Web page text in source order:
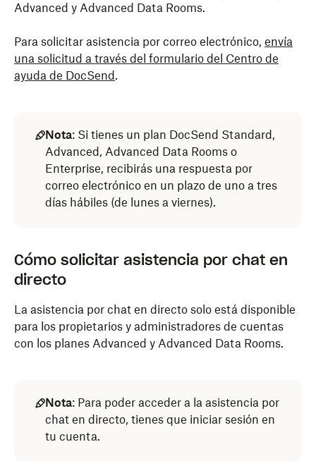
Advanced y Advanced Data Rooms.
Para solicitar asistencia por correo electrónico, envía
una solicitud a través del formulario del Centro de
ayuda de DocSend .
Nota: Si tienes un plan DocSend Standard,
Advanced, Advanced Data Rooms o
Enterprise, recibirás una respuesta por
correo electrónico en un plazo de uno a tres
días hábiles (de lunes a viernes).
Cómo solicitar asistencia por chat en
directo
La asistencia por chat en directo solo está disponible
para los propietarios y administradores de cuentas
con los planes Advanced y Advanced Data Rooms.
Nota: Para poder acceder a la asistencia por
chat en directo, tienes que iniciar sesión en
tu cuenta.